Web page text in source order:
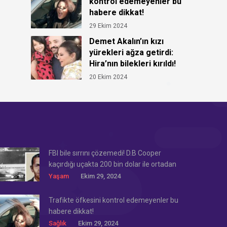
habere dikkat!
29 Ekim 2024
Demet Akalın’ın kızı
yürekleri ağza getirdi:
Hira’nın bilekleri kırıldı!
20 Ekim 2024
FBI bile sırrını çözemedi! D.B Cooper
kaçırdığı uçakta 200 bin dolar ile ortadan
kayboldu!
Yaşam Ekim 29, 2024
Trafikte öfkesini kontrol edemeyenler bu
habere dikkat!
Sağlık Ekim 29, 2024